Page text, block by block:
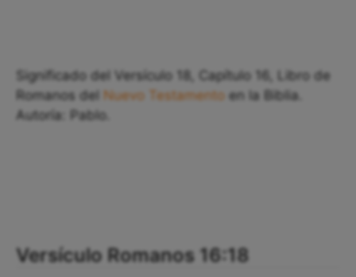
Significado del Versículo 18, Capítulo 16, Libro de
Romanos del Nuevo Testamento en la Biblia.
Autoría: Pablo.
Versículo Romanos 16:18